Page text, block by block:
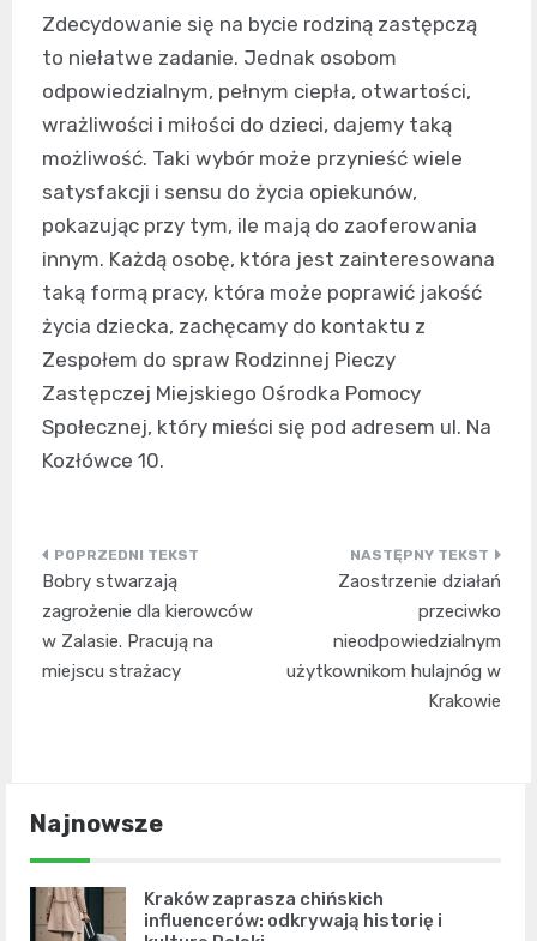
Zdecydowanie się na bycie rodziną zastępczą
to niełatwe zadanie. Jednak osobom
odpowiedzialnym, pełnym ciepła, otwartości,
wrażliwości i miłości do dzieci, dajemy taką
możliwość. Taki wybór może przynieść wiele
satysfakcji i sensu do życia opiekunów,
pokazując przy tym, ile mają do zaoferowania
innym. Każdą osobę, która jest zainteresowana
taką formą pracy, która może poprawić jakość
życia dziecka, zachęcamy do kontaktu z
Zespołem do spraw Rodzinnej Pieczy
Zastępczej Miejskiego Ośrodka Pomocy
Społecznej, który mieści się pod adresem ul. Na
Kozłówce 10.
Nawigacja
wpisu
Bobry stwarzają
zagrożenie dla kierowców
w Zalasie. Pracują na
miejscu strażacy
Zaostrzenie działań
przeciwko
nieodpowiedzialnym
użytkownikom hulajnóg w
Krakowie
Najnowsze
Kraków zaprasza chińskich
influencerów: odkrywają historię i